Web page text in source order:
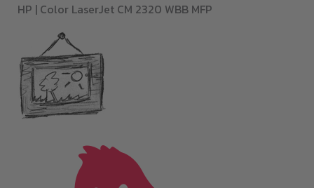
HP | Color LaserJet CM 2320 WBB MFP